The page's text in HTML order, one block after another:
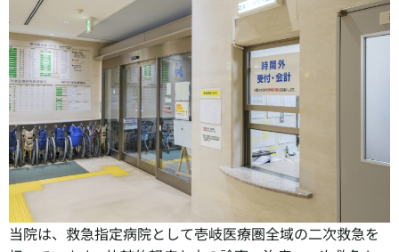
当院は、救急指定病院として壱岐医療圏全域の二次救急を